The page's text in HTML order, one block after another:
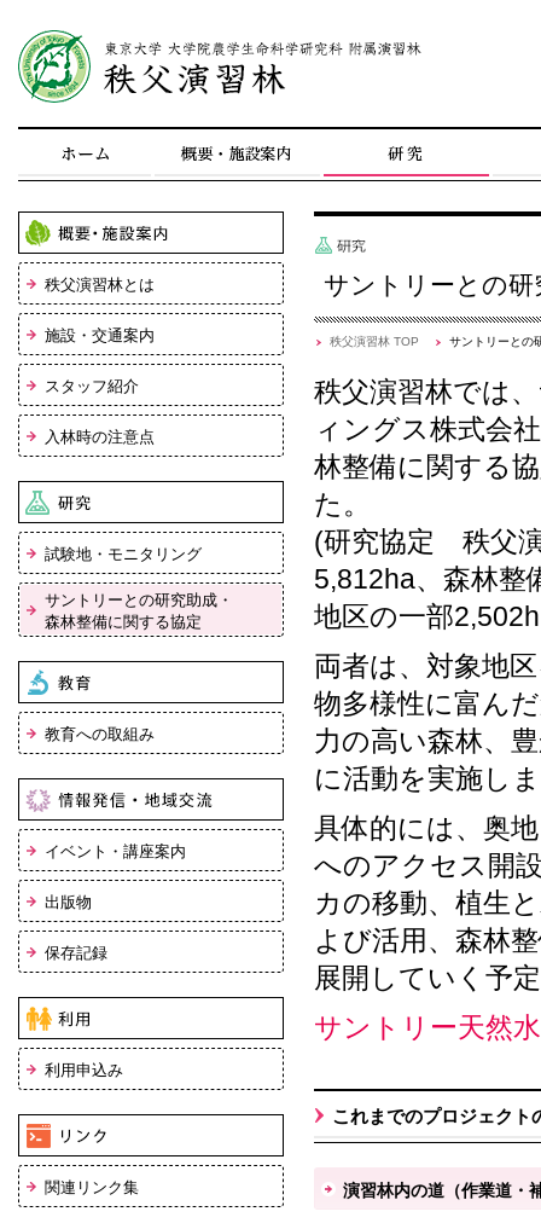
秩父演習林とは
施設・交通案内
スタッフ紹介
入林時の注意点
試験地・モニタリング
サントリーとの研究助成・
森林整備に関する協定
教育への取組み
イベント・講座案内
出版物
保存記録
利用申込み
関連リンク集
サントリーとの研
秩父演習林 TOP サントリーとの
秩父演習林では
ィングス株式会
林整備に関する
た。
(研究協定 秩父
5,812ha、森林
地区の一部
両者は、対象地
物多様性に富ん
力の高い森林、
に活動を実施し
具体的には、奥
へのアクセス開
カの移動、植生
よび活用、森林
展開していく予
サントリー天然
これまでのプロジェクト
演習林内の道（作業道・